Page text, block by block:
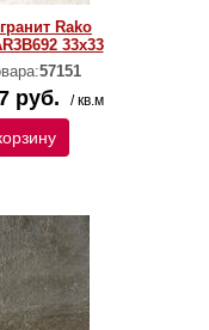
Rako
33x33
57151
руб. / кв.м